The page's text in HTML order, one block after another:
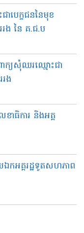
បេក្ខជននៃមុខ
រង នៃ គ.ជ.ប
ក្យសុំឈរឈ្មោះជា
រង
ាធិការ និងអគ្គ
ឯកអគ្គរដ្ឋទូតសហភាព